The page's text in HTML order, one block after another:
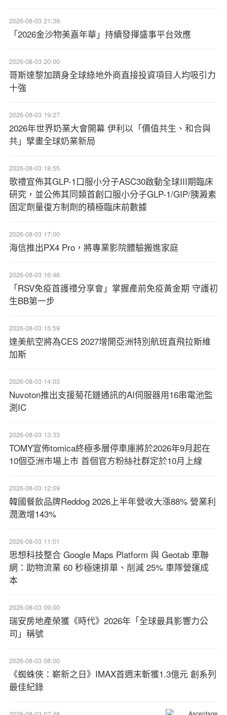
2026-08-03 21:39
「2026金沙物美嘉年華」持續發揮盛事平台效應
2026-08-03 20:00
哥斯達黎加躋身全球綠地外商直接投資項目人均吸引力
十強
2026-08-03 19:27
2026年世界奶業大會開幕 伊利以「價值共生、和合與
共」擘畫全球奶業新局
2026-08-03 18:55
歌禮宣佈其GLP-1口服小分子ASC30啟動全球III期臨床
研究，並公佈其同類首創口服小分子GLP-1/GIP/胰澱素
固定劑量復方制劑的積極臨床前數據
2026-08-03 17:00
海信推出PX4 Pro，將專業影院體驗搬進家庭
2026-08-03 16:46
「RSV免疫首護禮分享會」掌握產前免疫黃金期 守護初
生BB第一步
2026-08-03 15:59
達美航空將為CES 2027增開亞洲特別航班直飛拉斯維
加斯
2026-08-03 14:03
Nuvoton推出支援菊花鏈通訊的AI伺服器用16串電池監
測IC
2026-08-03 13:33
TOMY宣佈tomica終極多層停車庫將於2026年9月起在
10個亞洲市場上市 首個官方粉絲社群定於10月上線
2026-08-03 12:09
韓國餐飲品牌Reddog 2026上半年營收大漲88% 營業利
潤激增143%
2026-08-03 11:01
思想科技整合 Google Maps Platform 與 Geotab 車聯
網：助物流業 60 秒極速排單、削減 25% 車隊營運成
本
2026-08-03 09:00
瑞安房地產榮獲《時代》2026年「全球最具影響力公
司」稱號
2026-08-03 08:00
《蜘蛛俠：嶄新之日》IMAX首週末斬獲1.3億元 創系列
最佳紀錄